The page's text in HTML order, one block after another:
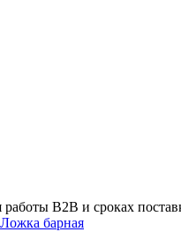
В2В и сроках
Ложка барная